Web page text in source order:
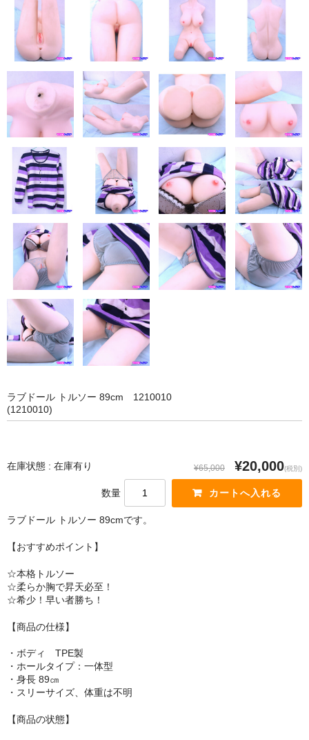
DOLLHOUSE168
JY DOLL
PIPER DOLL
eles
DOLL4EVER
アップルトレーディングカンパニー
KUMA STORE
ベルドール東京
ラモンドール
パーフェクトボディ
AXB DOLL
NF DOLL
SM Doll
CRYSTAL DOLL
COSDOLL
Rabudoll
Junda Angel JP
qmmy
Banidoll
PIEDOLL
リップロップ
ラブドール トルソー 89cm 1210010
(1210010)
在庫状態 : 在庫有り ¥65,000 ¥20,000(税別)
数量
ラブドール トルソー 89cmです。
【おすすめポイント】
☆本格トルソー
☆柔らか胸で昇天必至！
☆希少！早い者勝ち！
【商品の仕様】
・ボディ TPE製
・ホールタイプ：一体型
・身長 89㎝
・スリーサイズ、体重は不明
【商品の状態】